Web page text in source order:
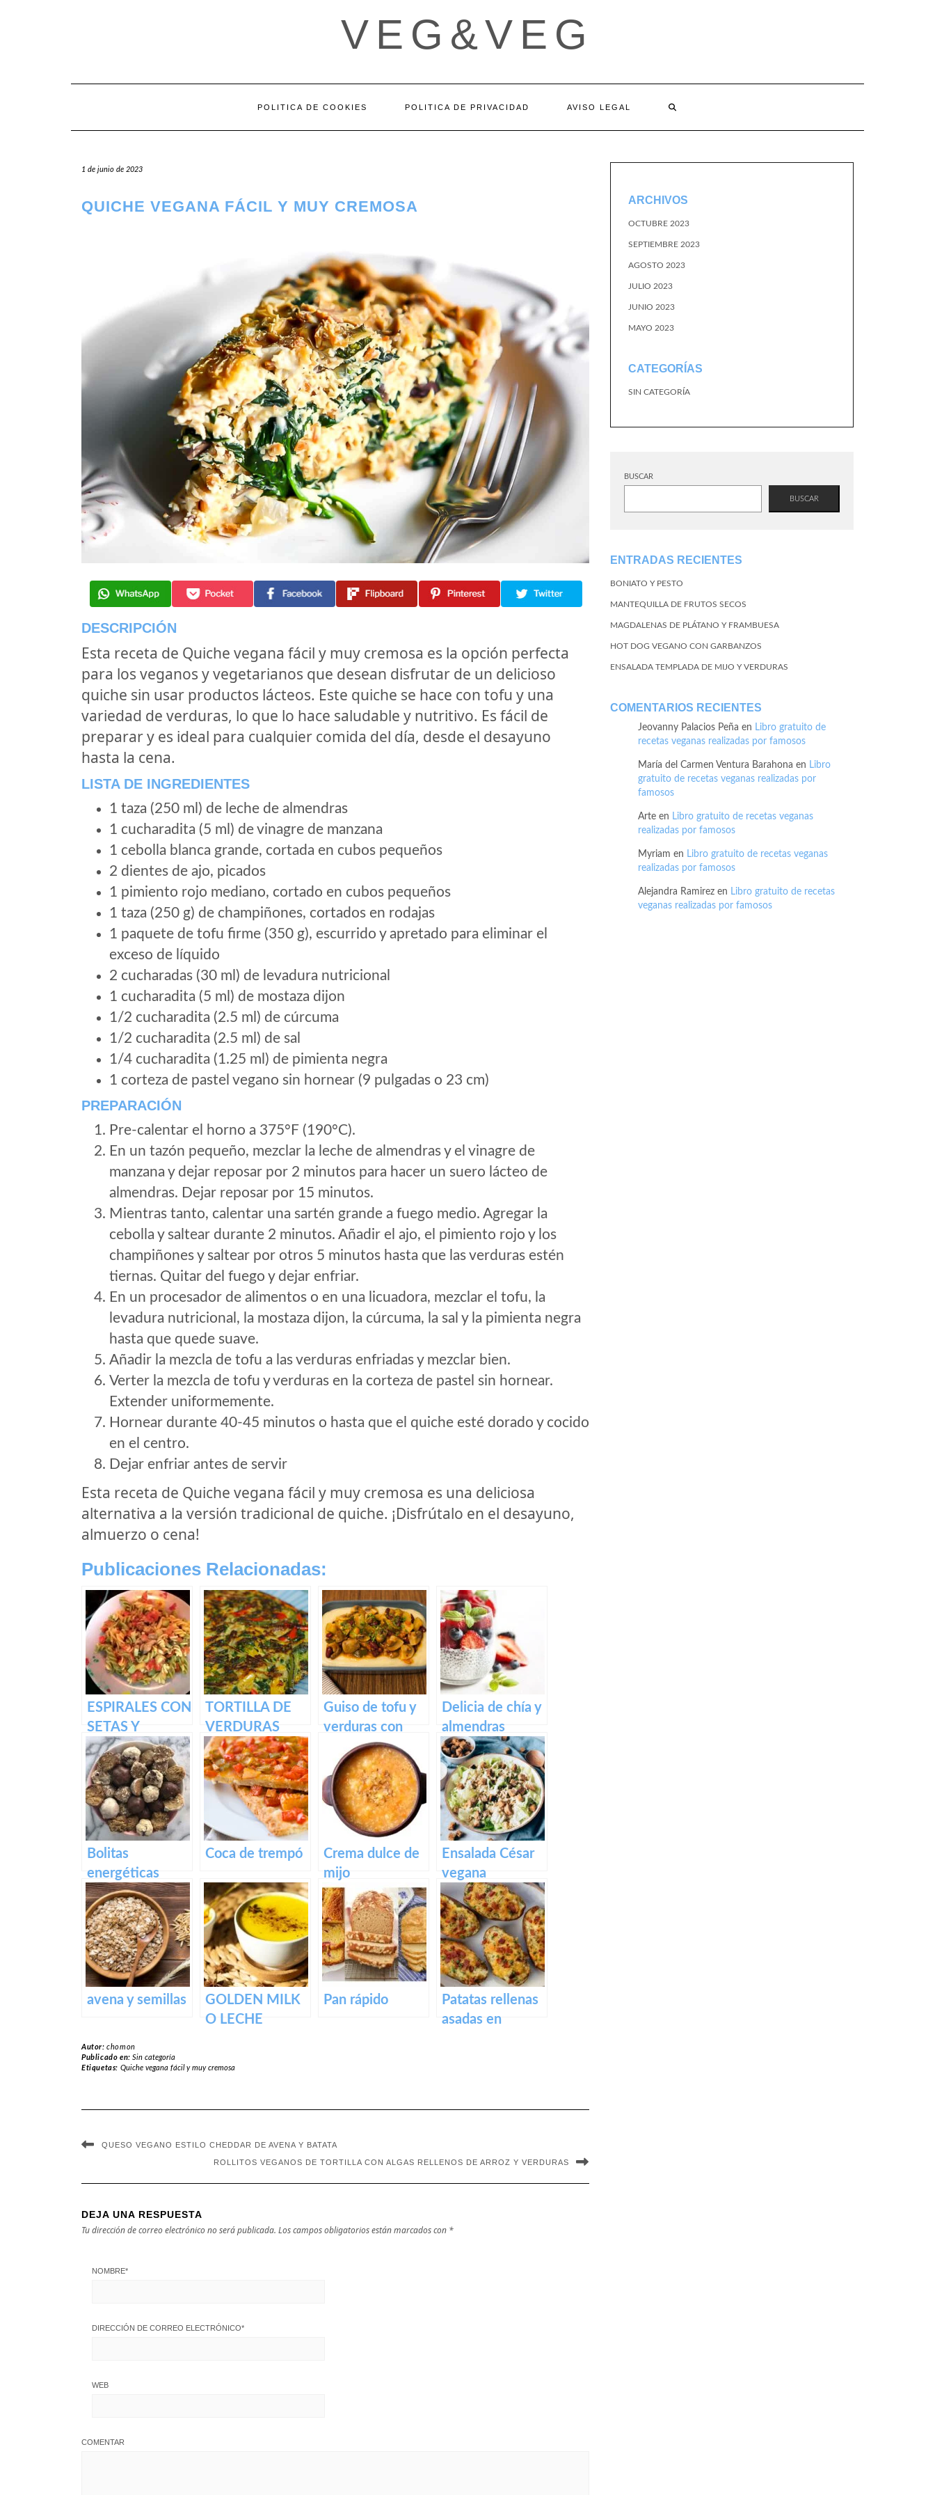
VEG&VEG
POLITICA DE COOKIES POLITICA DE PRIVACIDAD AVISO LEGAL
1 de junio de 2023
QUICHE VEGANA FÁCIL Y MUY CREMOSA
DESCRIPCIÓN
Esta receta de Quiche vegana fácil y muy cremosa es la opción perfecta
para los veganos y vegetarianos que desean disfrutar de un delicioso
quiche sin usar productos lácteos. Este quiche se hace con tofu y una
variedad de verduras, lo que lo hace saludable y nutritivo. Es fácil de
preparar y es ideal para cualquier comida del día, desde el desayuno
hasta la cena.
LISTA DE INGREDIENTES
1 taza (250 ml) de leche de almendras
1 cucharadita (5 ml) de vinagre de manzana
1 cebolla blanca grande, cortada en cubos pequeños
2 dientes de ajo, picados
1 pimiento rojo mediano, cortado en cubos pequeños
1 taza (250 g) de champiñones, cortados en rodajas
1 paquete de tofu firme (350 g), escurrido y apretado para eliminar el
exceso de líquido
2 cucharadas (30 ml) de levadura nutricional
1 cucharadita (5 ml) de mostaza dijon
1/2 cucharadita (2.5 ml) de cúrcuma
1/2 cucharadita (2.5 ml) de sal
1/4 cucharadita (1.25 ml) de pimienta negra
1 corteza de pastel vegano sin hornear (9 pulgadas o 23 cm)
PREPARACIÓN
Pre-calentar el horno a 375°F (190°C).
En un tazón pequeño, mezclar la leche de almendras y el vinagre de
manzana y dejar reposar por 2 minutos para hacer un suero lácteo de
almendras. Dejar reposar por 15 minutos.
Mientras tanto, calentar una sartén grande a fuego medio. Agregar la
cebolla y saltear durante 2 minutos. Añadir el ajo, el pimiento rojo y los
champiñones y saltear por otros 5 minutos hasta que las verduras estén
tiernas. Quitar del fuego y dejar enfriar.
En un procesador de alimentos o en una licuadora, mezclar el tofu, la
levadura nutricional, la mostaza dijon, la cúrcuma, la sal y la pimienta negra
hasta que quede suave.
Añadir la mezcla de tofu a las verduras enfriadas y mezclar bien.
Verter la mezcla de tofu y verduras en la corteza de pastel sin hornear.
Extender uniformemente.
Hornear durante 40-45 minutos o hasta que el quiche esté dorado y cocido
en el centro.
Dejar enfriar antes de servir
Esta receta de Quiche vegana fácil y muy cremosa es una deliciosa
alternativa a la versión tradicional de quiche. ¡Disfrútalo en el desayuno,
almuerzo o cena!
Publicaciones Relacionadas:
ESPIRALES CON
SETAS Y
VERDURAS
TORTILLA DE
VERDURAS
Guiso de tofu y
verduras con
puré de patata
Delicia de chía y
almendras
Bolitas
energéticas
saludables
Coca de trempó
Crema dulce de
mijo
Ensalada César
vegana
avena y semillas
GOLDEN MILK
O LECHE
Pan rápido
Patatas rellenas
asadas en
Autor:chomon
Publicado en:Sin categoría
Etiquetas: Quiche vegana fácil y muy cremosa
QUESO VEGANO ESTILO CHEDDAR DE AVENA Y BATATA
ROLLITOS VEGANOS DE TORTILLA CON ALGAS RELLENOS DE ARROZ Y VERDURAS
DEJA UNA RESPUESTA
Tu dirección de correo electrónico no será publicada. Los campos obligatorios están marcados con *
NOMBRE*
DIRECCIÓN DE CORREO ELECTRÓNICO*
WEB
COMENTAR
ARCHIVOS
OCTUBRE 2023
SEPTIEMBRE 2023
AGOSTO 2023
JULIO 2023
JUNIO 2023
MAYO 2023
CATEGORÍAS
SIN CATEGORÍA
BUSCAR
BUSCAR
ENTRADAS RECIENTES
BONIATO Y PESTO
MANTEQUILLA DE FRUTOS SECOS
MAGDALENAS DE PLÁTANO Y FRAMBUESA
HOT DOG VEGANO CON GARBANZOS
ENSALADA TEMPLADA DE MIJO Y VERDURAS
COMENTARIOS RECIENTES
Jeovanny Palacios Peña en Libro gratuito de
recetas veganas realizadas por famosos
María del Carmen Ventura Barahona en Libro
gratuito de recetas veganas realizadas por
famosos
Arte en Libro gratuito de recetas veganas
realizadas por famosos
Myriam en Libro gratuito de recetas veganas
realizadas por famosos
Alejandra Ramirez en Libro gratuito de recetas
veganas realizadas por famosos